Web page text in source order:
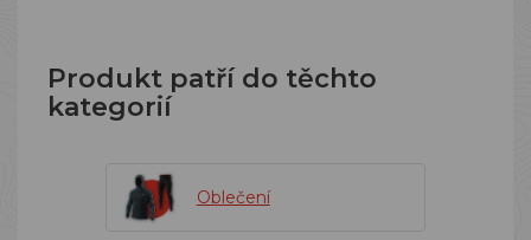
Produkt patří do těchto
kategorií
Oblečení